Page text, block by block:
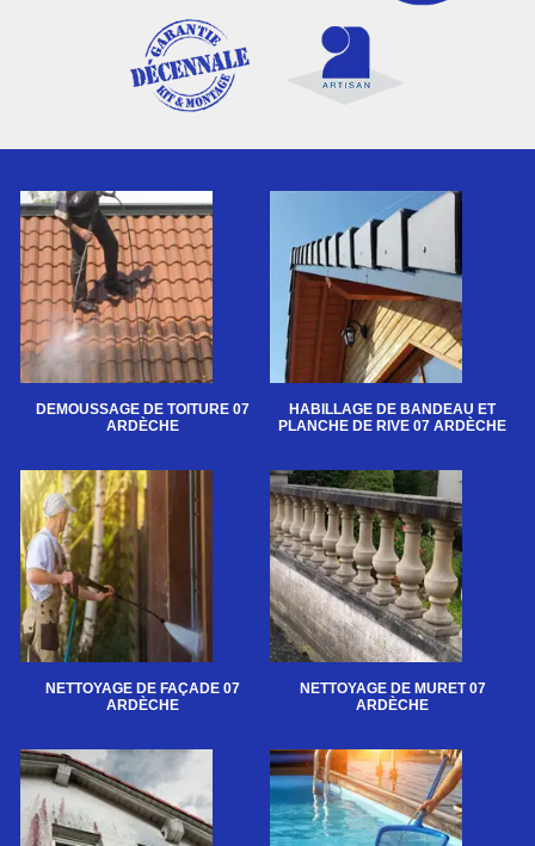
DEMOUSSAGE DE TOITURE 07
ARDÈCHE
HABILLAGE DE BANDEAU ET
PLANCHE DE RIVE 07 ARDÈCHE
NETTOYAGE DE FAÇADE 07
ARDÈCHE
NETTOYAGE DE MURET 07
ARDÈCHE